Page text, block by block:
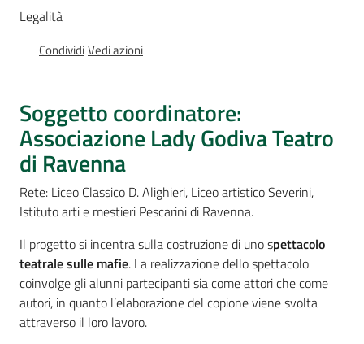
Mostre
itineranti
Percorsi
sulla
memoria
Seguici
su
Legalità
CondividiVedi azioni
Soggetto coordinatore:
Associazione Lady Godiva Teatro
di Ravenna
Rete: Liceo Classico D. Alighieri, Liceo artistico Severini,
Istituto arti e mestieri Pescarini di Ravenna.
Il progetto si incentra sulla costruzione di uno spettacolo
teatrale sulle mafie. La realizzazione dello spettacolo
coinvolge gli alunni partecipanti sia come attori che come
autori, in quanto l’elaborazione del copione viene svolta
attraverso il loro lavoro.